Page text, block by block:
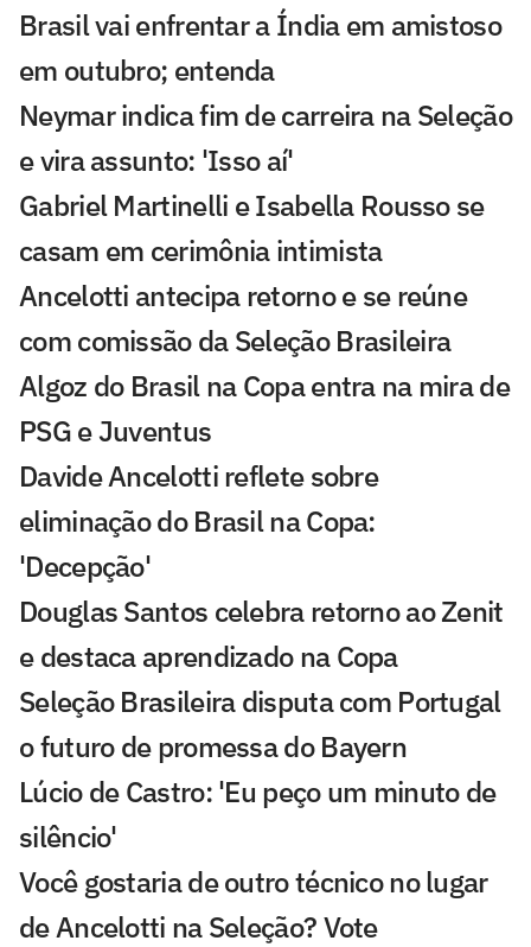
Brasil vai enfrentar a Índia em amistoso
em outubro; entenda
Neymar indica fim de carreira na Seleção
e vira assunto: 'Isso aí'
Gabriel Martinelli e Isabella Rousso se
casam em cerimônia intimista
Ancelotti antecipa retorno e se reúne
com comissão da Seleção Brasileira
Algoz do Brasil na Copa entra na mira de
PSG e Juventus
Davide Ancelotti reflete sobre
eliminação do Brasil na Copa:
'Decepção'
Douglas Santos celebra retorno ao Zenit
e destaca aprendizado na Copa
Seleção Brasileira disputa com Portugal
o futuro de promessa do Bayern
Lúcio de Castro: 'Eu peço um minuto de
silêncio'
Você gostaria de outro técnico no lugar
de Ancelotti na Seleção? Vote